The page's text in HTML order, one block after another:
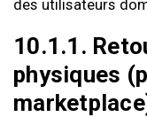
des utilisateurs
10.1.1.
physiques